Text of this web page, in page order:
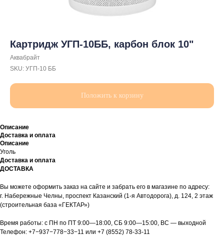
Картридж УГП-10ББ, карбон блок 10"
Аквабрайт
SKU: УГП-10 ББ
Положить к корзину
Описание
Доставка и оплата
Описание
Уголь
Доставка и оплата
ДОСТАВКА
Вы можете оформить заказ на сайте и забрать его в магазине по адресу:
г. Набережные Челны, проспект Казанский (1-я Автодорога), д. 124, 2 этаж
(строительная база «ГЕКТАР»)
Время работы: с ПН по ПТ 9:00—18:00, СБ 9:00—15:00, ВС — выходной
Телефон: +7−937−778−33−11 или +7 (8552) 78-33-11